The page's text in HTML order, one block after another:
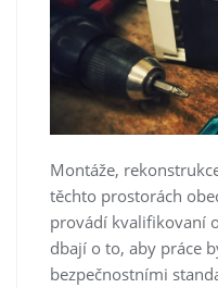
Montáže,
těchto prostorách
provádí kvalifikovaní
dbají o to, aby práce
bezpečnostními